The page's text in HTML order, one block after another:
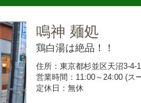
鳴神 麺処
鶏白湯は絶品！！
住所：東京都杉並区天沼3-4-
営業時間：11:00～24:00 (ス
定休日：無休